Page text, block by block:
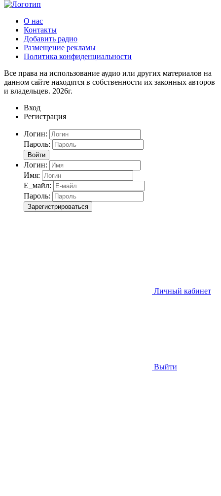
О нас
Контакты
Добавить радио
Размещение рекламы
Политика конфиденциальности
Все права на использование аудио или других материалов на
данном сайте находятся в собственности их законных авторов
и владельцев. 2026г.
Вход
Регистрация
Логин:
Пароль:
Войти
Логин:
Имя:
Е_майл:
Пароль:
Зарегистрироваться
Личный кабинет
Выйти